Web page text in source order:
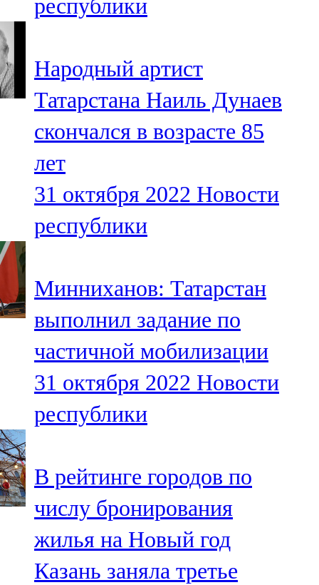
республики
Народный артист
Татарстана Наиль Дунаев
скончался в возрасте 85
лет
31 октября 2022 Новости
республики
Минниханов: Татарстан
выполнил задание по
частичной мобилизации
31 октября 2022 Новости
республики
В рейтинге городов по
числу бронирования
жилья на Новый год
Казань заняла третье